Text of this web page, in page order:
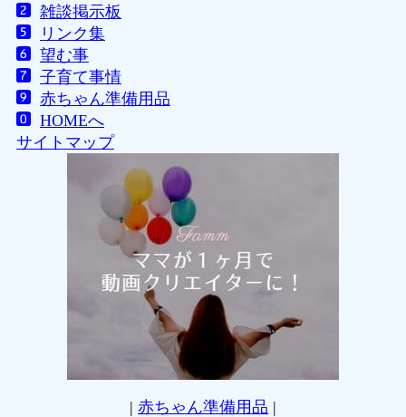
雑談掲示板
リンク集
望む事
子育て事情
赤ちゃん準備用品
HOMEへ
サイトマップ
| 赤ちゃん準備用品 |